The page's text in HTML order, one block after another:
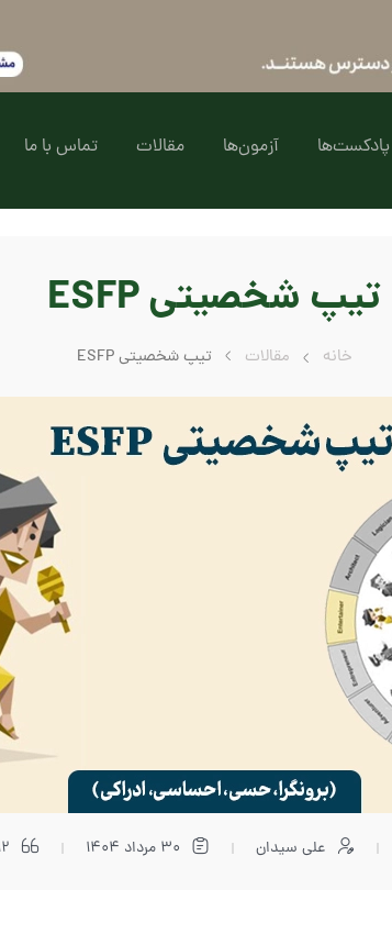
پادکست‌ها آزمون‌ها مقالات تماس با ما
تیپ شخصیتی ESFP
خانه مقالات تیپ شخصیتی ESFP
علی سیدان 30 مرداد 1404 12